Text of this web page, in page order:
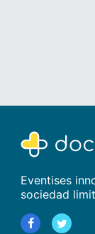
Eventises
sociedad